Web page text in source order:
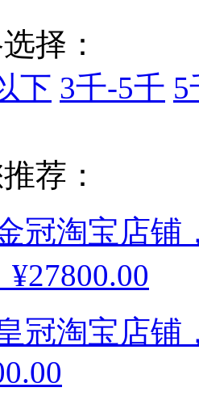
择：
下 3千-5千 5
荐：
冠淘宝店铺
¥27800.00
冠淘宝店铺